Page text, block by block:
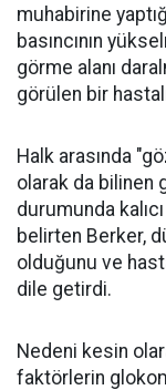
muhabirine
basıncının
görme alanı
görülen bir
Halk arasında
olarak da bilinen
durumunda
belirten Berker,
olduğunu ve
dile getirdi.
Nedeni kesin
faktörlerin